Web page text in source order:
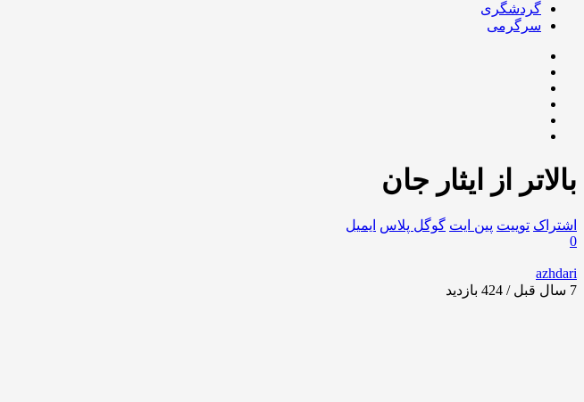
گردشگری
سرگرمی
بالاتر از ایثار جان
اشتراک توییت پین ایت گوگل‌ پلاس ایمیل
0
azhdari
7 سال قبل / 424
بازدید